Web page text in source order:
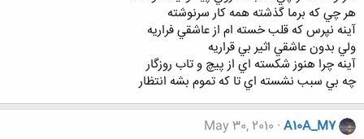
هر چي که برما گذشته همه کار سرنوشته
آينه نپرس که قلب خسته ام از عاشقي فراريه
ولي بدون عاشقي اثير بي قراريه
آينه چرا هنوز شکسته اي از پيچ و تاب روزگار
چه بي سبب نشسته اي تا که تموم بشه انتظار
A10A_M7
May 30, 2010